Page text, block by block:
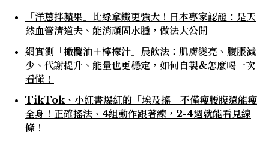
「洋蔥拌蘋果」比綠拿鐵更強大！日本專家認證：是天
然血管清道夫、能消頑固水腫，做法大公開
網實測「橄欖油＋檸檬汁」晨飲法：肌膚變亮、腹脹減
少、代謝提升、能量也更穩定，如何自製&怎麼喝一次
看懂！
TikTok、小紅書爆紅的「埃及搖」不僅瘦腰腹還能瘦
全身！正確搖法、4組動作跟著練，2-4週就能看見線
條！